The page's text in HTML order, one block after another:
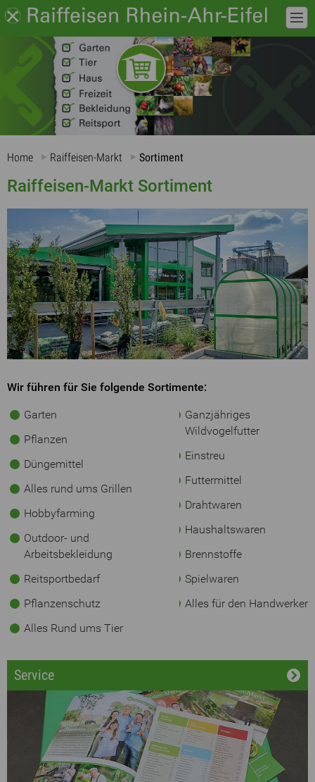
Home Raiffeisen-Markt Sortiment
Raiffeisen-Markt Sortiment
Wir führen für Sie folgende Sortimente:
Garten
Pflanzen
Düngemittel
Alles rund ums Grillen
Hobbyfarming
Outdoor- und
Arbeitsbekleidung
Reitsportbedarf
Pflanzenschutz
Alles Rund ums Tier
Ganzjähriges
Wildvogelfutter
Einstreu
Futtermittel
Drahtwaren
Haushaltswaren
Brennstoffe
Spielwaren
Alles für den Handwerker
Service